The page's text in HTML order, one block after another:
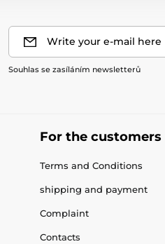
Write your e-mail here
Souhlas se zasíláním newsletterů
For the customers
Terms and Conditions
shipping and payment
Complaint
Contacts